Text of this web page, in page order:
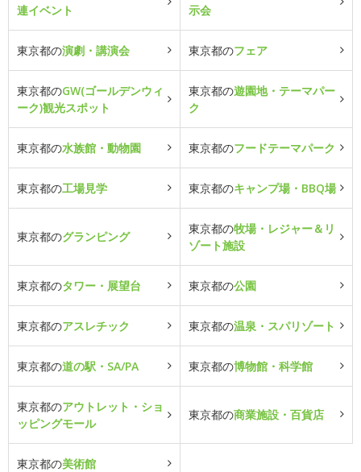
連イベント
示会
東京都の演劇・講演会 東京都のフェア
東京都のGW(ゴールデンウィ
ーク)観光スポット
東京都の遊園地・テーマパー
ク
東京都の水族館・動物園 東京都のフードテーマパーク
東京都の工場見学 東京都のキャンプ場・BBQ場
東京都のグランピング
東京都の牧場・レジャー＆リ
ゾート施設
東京都のタワー・展望台 東京都の公園
東京都のアスレチック 東京都の温泉・スパリゾート
東京都の道の駅・SA/PA 東京都の博物館・科学館
東京都のアウトレット・ショ
ッピングモール
東京都の商業施設・百貨店
東京都の美術館